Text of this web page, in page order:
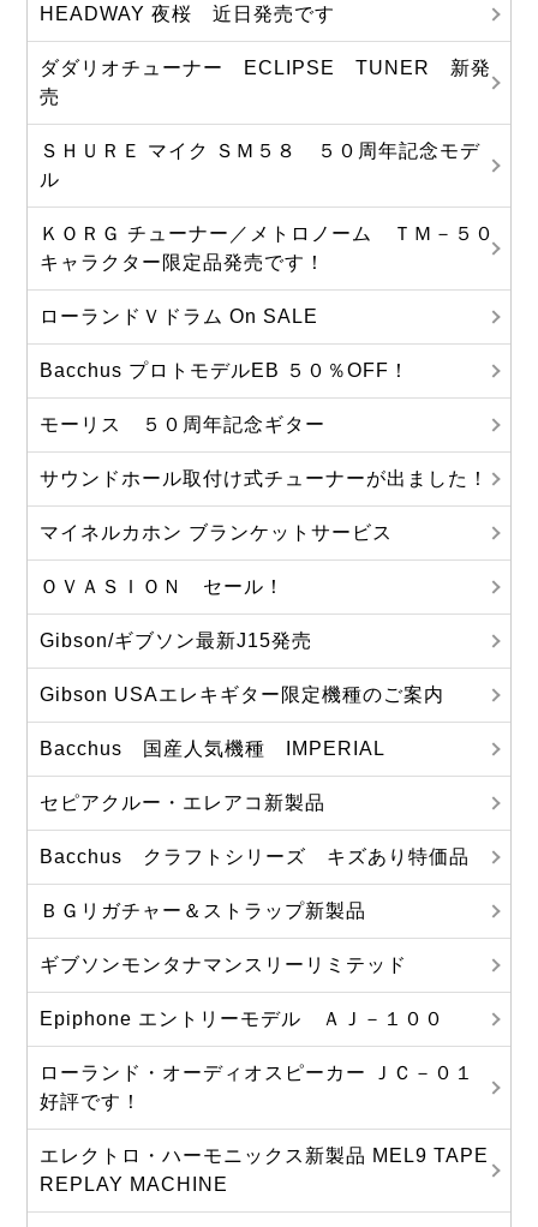
HEADWAY 夜桜 近日発売です
ダダリオチューナー ECLIPSE TUNER 新発
売
ＳＨＵＲＥ マイク ＳＭ５８ ５０周年記念モデ
ル
ＫＯＲＧ チューナー／メトロノーム ＴＭ－５０
キャラクター限定品発売です！
ローランドＶドラム On SALE
Bacchus プロトモデルEB ５０％OFF！
モーリス ５０周年記念ギター
サウンドホール取付け式チューナーが出ました！
マイネルカホン ブランケットサービス
ＯＶＡＳＩＯＮ セール！
Gibson/ギブソン最新J15発売
Gibson USAエレキギター限定機種のご案内
Bacchus 国産人気機種 IMPERIAL
セピアクルー・エレアコ新製品
Bacchus クラフトシリーズ キズあり特価品
ＢＧリガチャー＆ストラップ新製品
ギブソンモンタナマンスリーリミテッド
Epiphone エントリーモデル ＡＪ－１００
ローランド・オーディオスピーカー ＪＣ－０１
好評です！
エレクトロ・ハーモニックス新製品 MEL9 TAPE
REPLAY MACHINE